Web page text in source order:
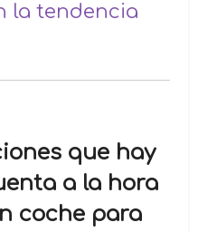
la tendencia
que hay
a la hora
coche para